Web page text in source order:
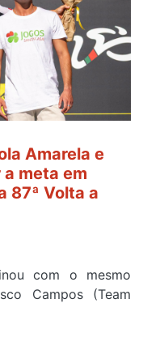
Amarela e
meta em
87ª Volta a
com o mesmo
Campos (Team